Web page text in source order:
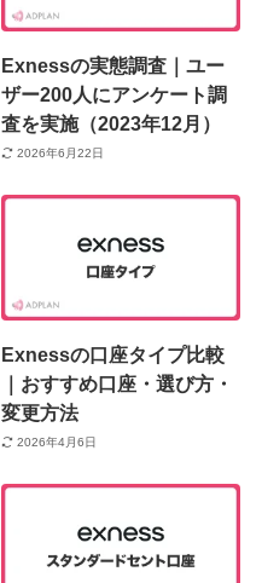
Exnessの実態調査｜ユー
ザー200人にアンケート調
査を実施（2023年12月）
2026年6月22日
Exnessの口座タイプ比較
｜おすすめ口座・選び方・
変更方法
2026年4月6日